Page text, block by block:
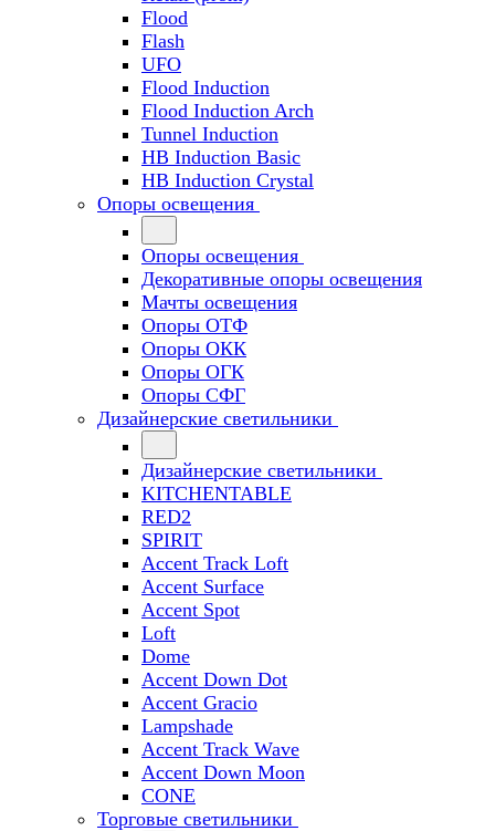
Flood
Flash
UFO
Flood Induction
Flood Induction Arch
Tunnel Induction
HB Induction Basic
HB Induction Crystal
Опоры освещения
Опоры освещения
Декоративные опоры освещения
Мачты освещения
Опоры ОТФ
Опоры ОКК
Опоры ОГК
Опоры СФГ
Дизайнерские светильники
Дизайнерские светильники
KITCHENTABLE
RED2
SPIRIT
Accent Track Loft
Accent Surface
Accent Spot
Loft
Dome
Accent Down Dot
Accent Gracio
Lampshade
Accent Track Wave
Accent Down Moon
CONE
Торговые светильники